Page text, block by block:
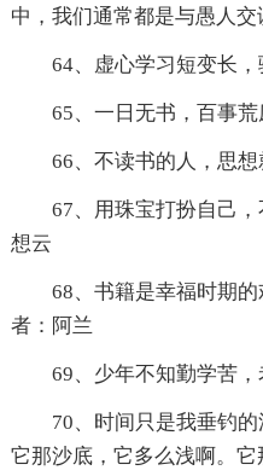
中，我们通常都是与愚人
64、虚心学习短变长，
65、一日无书，百事
66、不读书的人，思
67、用珠宝打扮自己
想云
68、书籍是幸福时期
者：阿兰
69、少年不知勤学苦，
70、时间只是我垂钓
它那沙底，它多么浅啊。